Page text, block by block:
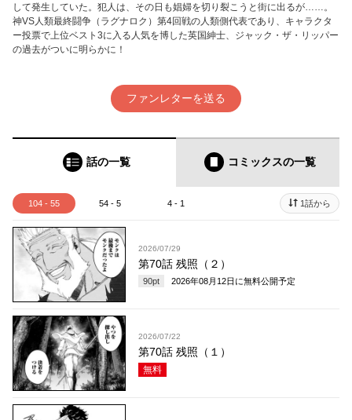
して発生していた。犯人は、その日も娼婦を切り裂こうと街に出るが……。
神VS人類最終闘争（ラグナロク）第4回戦の人類側代表であり、キャラクタ
ー投票で上位ベスト3に入る人気を博した英国紳士、ジャック・ザ・リッパー
の過去がついに明らかに！
ファンレターを送る
話の一覧 コミックスの一覧
104 - 55 54 - 5 4 - 1 1話から
2026/07/29
第70話 残照（２）
90pt 2026年08月12日 に無料公開予定
2026/07/22
第70話 残照（１）
無料